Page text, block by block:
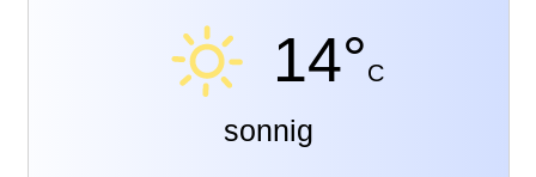
14°C
sonnig